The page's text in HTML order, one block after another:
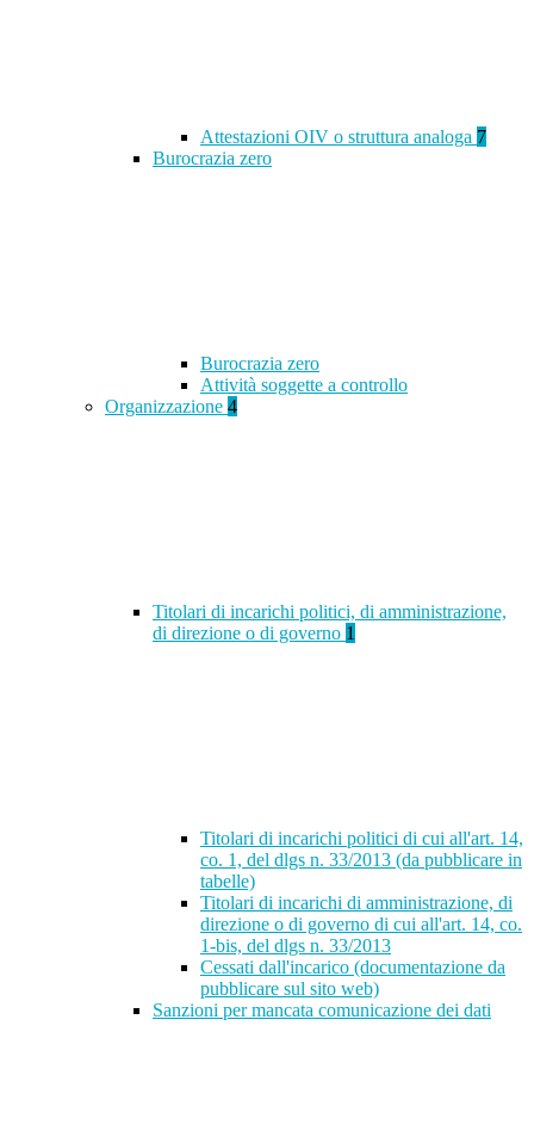
Attestazioni OIV o struttura analoga 7
Burocrazia zero
Burocrazia zero
Attività soggette a controllo
Organizzazione 4
Titolari di incarichi politici, di amministrazione,
di direzione o di governo 1
Titolari di incarichi politici di cui all'art. 14,
co. 1, del dlgs n. 33/2013 (da pubblicare in
tabelle)
Titolari di incarichi di amministrazione, di
direzione o di governo di cui all'art. 14, co.
1-bis, del dlgs n. 33/2013
Cessati dall'incarico (documentazione da
pubblicare sul sito web)
Sanzioni per mancata comunicazione dei dati